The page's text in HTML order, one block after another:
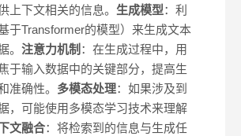
上下文相关的信息。 生成模型：利
于Transformer的模型）来生成文本
。 注意力机制 ：在生成过程中，用
于输入数据中的关键部分，提高生
准确性。 多模态处理：如果涉及到
，可能使用多模态学习技术来理解
下文融合：将检索到的信息与生成任